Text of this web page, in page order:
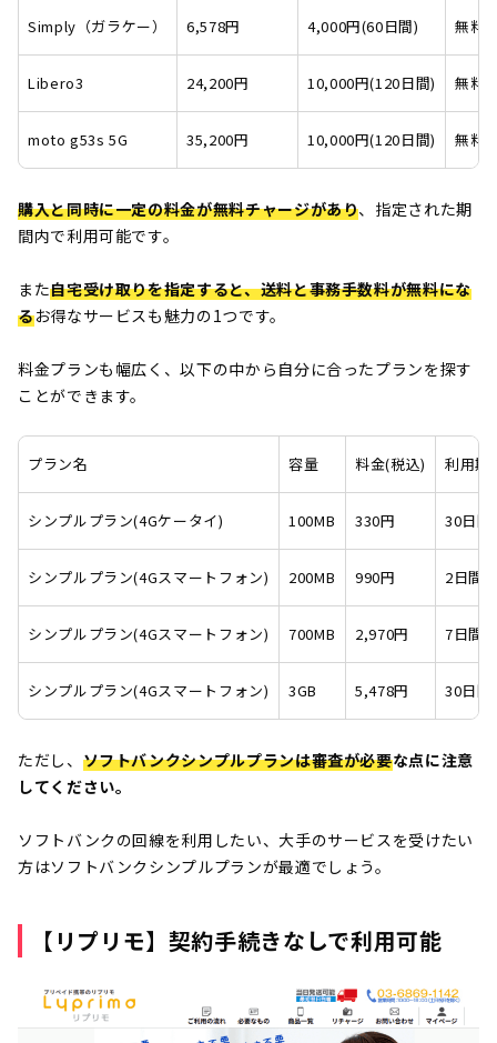
Simply（ガラケー） 6,578円 4,000円(60日間) 無料
Libero3 24,200円 10,000円(120日間) 無料
moto g53s 5G 35,200円 10,000円(120日間) 無料
購入と同時に一定の料金が無料チャージがあり、指定された期
間内で利用可能です。
また自宅受け取りを指定すると、送料と事務手数料が無料にな
るお得なサービスも魅力の1つです。
料金プランも幅広く、以下の中から自分に合ったプランを探す
ことができます。
プラン名 容量 料金(税込) 利用期
シンプルプラン(4Gケータイ) 100MB 330円 30日間
シンプルプラン(4Gスマートフォン) 200MB 990円 2日間
シンプルプラン(4Gスマートフォン) 700MB 2,970円 7日間
シンプルプラン(4Gスマートフォン) 3GB 5,478円 30日間
ただし、 ソフトバンクシンプルプランは審査が必要な点に注意
してください。
ソフトバンクの回線を利用したい、大手のサービスを受けたい
方はソフトバンクシンプルプランが最適でしょう。
【リプリモ】契約手続きなしで利用可能